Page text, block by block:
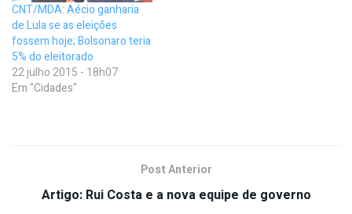
CNT/MDA: Aécio ganharia
de Lula se as eleições
fossem hoje; Bolsonaro teria
5% do eleitorado
22 julho 2015 - 18h07
Em "Cidades"
Post Anterior
Artigo: Rui Costa e a nova equipe de governo